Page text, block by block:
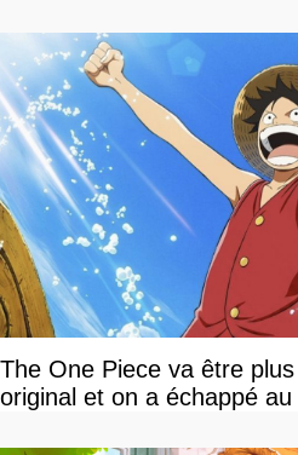
The One Piece va être
original et on a échappé au